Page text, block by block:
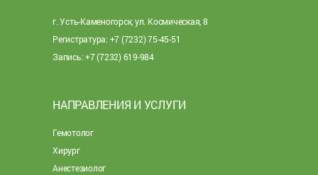
г. Усть-Каменогорск, ул. Космическая, 8
Регистратура: +7 (7232) 75-45-51
Запись: +7 (7232) 619-984
НАПРАВЛЕНИЯ И УСЛУГИ
Гемотолог
Хирург
Анестезиолог